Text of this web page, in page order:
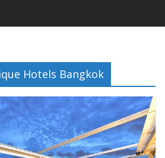
Hotels Bangkok